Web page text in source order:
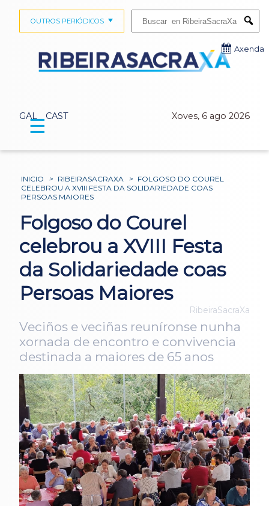
GAL CAST Xoves, 6 ago 2026
OUTROS PERIÓDICOS
Axenda
☰
INICIO > RIBEIRASACRAXA > FOLGOSO DO COUREL
CELEBROU A XVIII FESTA DA SOLIDARIEDADE COAS
PERSOAS MAIORES
Folgoso do Courel
celebrou a XVIII Festa
da Solidariedade coas
Persoas Maiores
RibeiraSacraXa
Veciños e veciñas reuníronse nunha
xornada de encontro e convivencia
destinada a maiores de 65 anos